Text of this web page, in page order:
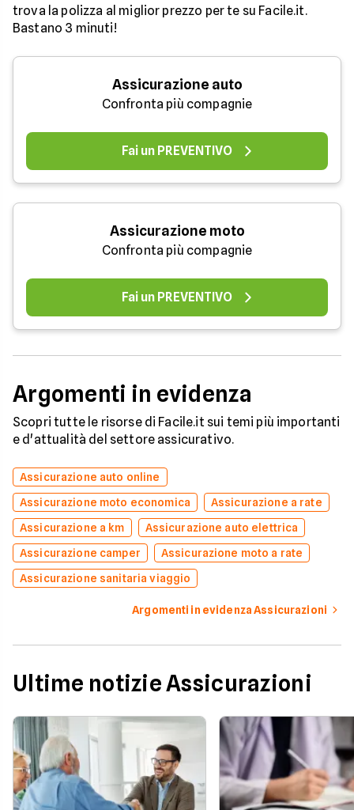
trova la polizza al miglior prezzo per te su Facile.it.
Bastano 3 minuti!
Assicurazione auto
Confronta più compagnie
Fai un PREVENTIVO
Assicurazione moto
Confronta più compagnie
Fai un PREVENTIVO
Argomenti in evidenza
Scopri tutte le risorse di Facile.it sui temi più importanti
e d'attualità del settore assicurativo.
Assicurazione auto online
Assicurazione moto economica
Assicurazione a rate
Assicurazione a km
Assicurazione auto elettrica
Assicurazione camper
Assicurazione moto a rate
Assicurazione sanitaria viaggio
Argomenti in evidenza Assicurazioni
Ultime notizie Assicurazioni